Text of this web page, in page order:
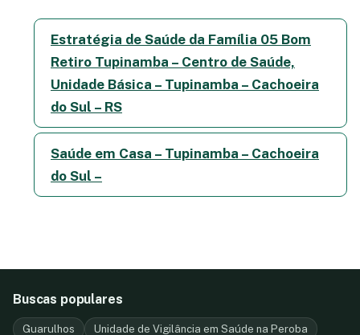
Estratégia de Saúde da Família 05 Bom
Retiro Tupinamba – Centro de Saúde,
Unidade Básica – Tupinamba – Cachoeira
do Sul – RS
Saúde em Casa – Tupinamba – Cachoeira
do Sul –
Buscas populares
Guarulhos
Unidade de Vigilância em Saúde na Peroba